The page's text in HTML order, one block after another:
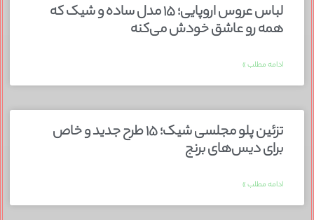
لباس عروس اروپایی؛ ۱۵ مدل ساده و شیک که
همه رو عاشق خودش می‌کنه
ادامه مطلب »
تزئین پلو مجلسی شیک؛ ۱۵ طرح جدید و خاص
برای دیس‌های برنج
ادامه مطلب »